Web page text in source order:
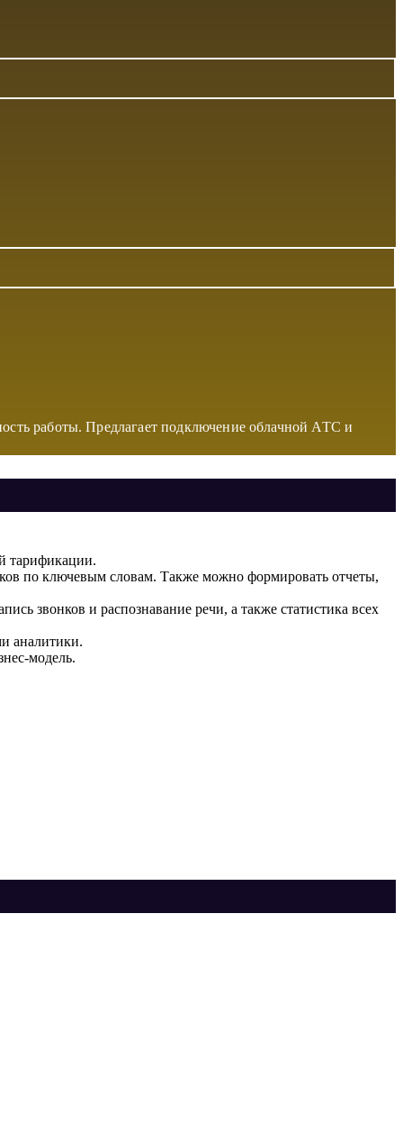
работы. Предлагает подключение облачной АТС и
тарификации.
по ключевым словам. Также можно формировать отчеты,
звонков и распознавание речи, а также статистика всех
аналитики.
модель.